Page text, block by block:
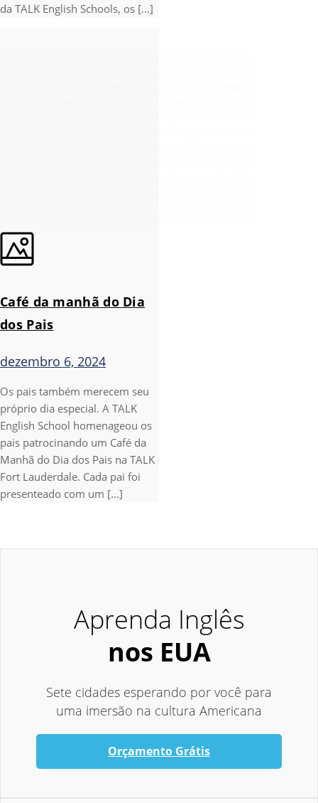
da TALK English Schools, os [...]
Café da manhã do Dia
dos Pais
dezembro 6, 2024
Os pais também merecem seu
próprio dia especial. A TALK
English School homenageou os
pais patrocinando um Café da
Manhã do Dia dos Pais na TALK
Fort Lauderdale. Cada pai foi
presenteado com um [...]
Aprenda Inglês
nos EUA
Sete cidades esperando por você para
uma imersão na cultura Americana
Orçamento Grátis